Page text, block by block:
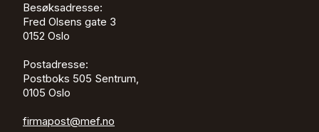
Besøksadresse:
Fred Olsens gate 3
0152 Oslo
Postadresse:
Postboks 505 Sentrum,
0105 Oslo
firmapost@mef.no